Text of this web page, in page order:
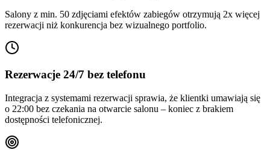
Salony z min. 50 zdjęciami efektów zabiegów otrzymują 2x więcej
rezerwacji niż konkurencja bez wizualnego portfolio.
Rezerwacje 24/7 bez telefonu
Integracja z systemami rezerwacji sprawia, że klientki umawiają się
o 22:00 bez czekania na otwarcie salonu – koniec z brakiem
dostępności telefonicznej.